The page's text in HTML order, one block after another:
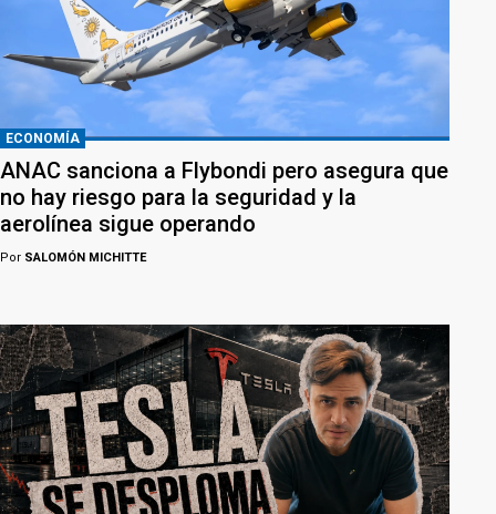
ECONOMÍA
ANAC sanciona a Flybondi pero asegura que
no hay riesgo para la seguridad y la
aerolínea sigue operando
Por SALOMÓN MICHITTE